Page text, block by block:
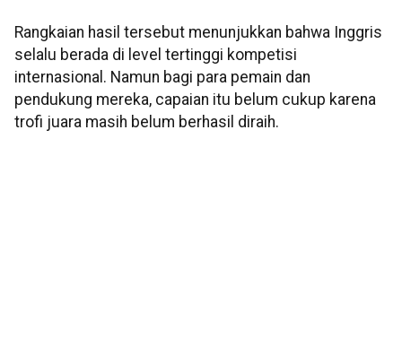
Rangkaian hasil tersebut menunjukkan bahwa Inggris
selalu berada di level tertinggi kompetisi
internasional. Namun bagi para pemain dan
pendukung mereka, capaian itu belum cukup karena
trofi juara masih belum berhasil diraih.